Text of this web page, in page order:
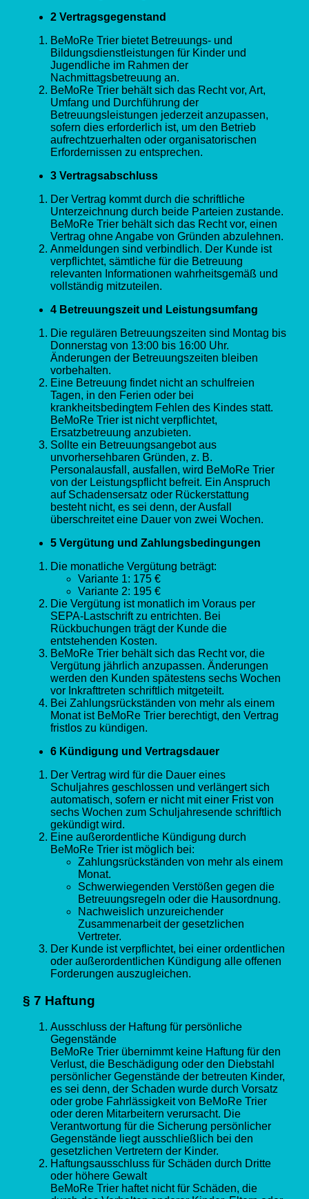
2 Vertragsgegenstand
BeMoRe Trier bietet Betreuungs- und
Bildungsdienstleistungen für Kinder und
Jugendliche im Rahmen der
Nachmittagsbetreuung an.
BeMoRe Trier behält sich das Recht vor, Art,
Umfang und Durchführung der
Betreuungsleistungen jederzeit anzupassen,
sofern dies erforderlich ist, um den Betrieb
aufrechtzuerhalten oder organisatorischen
Erfordernissen zu entsprechen.
3 Vertragsabschluss
Der Vertrag kommt durch die schriftliche
Unterzeichnung durch beide Parteien zustande.
BeMoRe Trier behält sich das Recht vor, einen
Vertrag ohne Angabe von Gründen abzulehnen.
Anmeldungen sind verbindlich. Der Kunde ist
verpflichtet, sämtliche für die Betreuung
relevanten Informationen wahrheitsgemäß und
vollständig mitzuteilen.
4 Betreuungszeit und Leistungsumfang
Die regulären Betreuungszeiten sind Montag bis
Donnerstag von 13:00 bis 16:00 Uhr.
Änderungen der Betreuungszeiten bleiben
vorbehalten.
Eine Betreuung findet nicht an schulfreien
Tagen, in den Ferien oder bei
krankheitsbedingtem Fehlen des Kindes statt.
BeMoRe Trier ist nicht verpflichtet,
Ersatzbetreuung anzubieten.
Sollte ein Betreuungsangebot aus
unvorhersehbaren Gründen, z. B.
Personalausfall, ausfallen, wird BeMoRe Trier
von der Leistungspflicht befreit. Ein Anspruch
auf Schadensersatz oder Rückerstattung
besteht nicht, es sei denn, der Ausfall
überschreitet eine Dauer von zwei Wochen.
5 Vergütung und Zahlungsbedingungen
Die monatliche Vergütung beträgt:
Variante 1: 175 €
Variante 2: 195 €
Die Vergütung ist monatlich im Voraus per
SEPA-Lastschrift zu entrichten. Bei
Rückbuchungen trägt der Kunde die
entstehenden Kosten.
BeMoRe Trier behält sich das Recht vor, die
Vergütung jährlich anzupassen. Änderungen
werden den Kunden spätestens sechs Wochen
vor Inkrafttreten schriftlich mitgeteilt.
Bei Zahlungsrückständen von mehr als einem
Monat ist BeMoRe Trier berechtigt, den Vertrag
fristlos zu kündigen.
6 Kündigung und Vertragsdauer
Der Vertrag wird für die Dauer eines
Schuljahres geschlossen und verlängert sich
automatisch, sofern er nicht mit einer Frist von
sechs Wochen zum Schuljahresende schriftlich
gekündigt wird.
Eine außerordentliche Kündigung durch
BeMoRe Trier ist möglich bei:
Zahlungsrückständen von mehr als einem
Monat.
Schwerwiegenden Verstößen gegen die
Betreuungsregeln oder die Hausordnung.
Nachweislich unzureichender
Zusammenarbeit der gesetzlichen
Vertreter.
Der Kunde ist verpflichtet, bei einer ordentlichen
oder außerordentlichen Kündigung alle offenen
Forderungen auszugleichen.
§ 7 Haftung
Ausschluss der Haftung für persönliche
Gegenstände
BeMoRe Trier übernimmt keine Haftung für den
Verlust, die Beschädigung oder den Diebstahl
persönlicher Gegenstände der betreuten Kinder,
es sei denn, der Schaden wurde durch Vorsatz
oder grobe Fahrlässigkeit von BeMoRe Trier
oder deren Mitarbeitern verursacht. Die
Verantwortung für die Sicherung persönlicher
Gegenstände liegt ausschließlich bei den
gesetzlichen Vertretern der Kinder.
Haftungsausschluss für Schäden durch Dritte
oder höhere Gewalt
BeMoRe Trier haftet nicht für Schäden, die